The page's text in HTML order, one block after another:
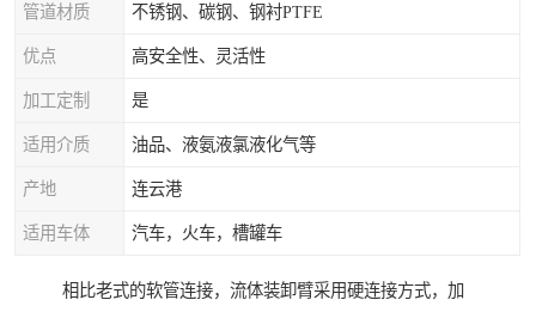
管道材质 不锈钢、碳钢、钢衬PTFE
优点 高安全性、灵活性
加工定制 是
适用介质 油品、液氨液氯液化气等
产地 连云港
适用车体 汽车，火车，槽罐车
相比老式的软管连接，流体装卸臂采用硬连接方式，加